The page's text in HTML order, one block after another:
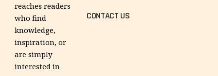
reaches readers
who find
knowledge,
inspiration, or
are simply
interested in
CONTACT US